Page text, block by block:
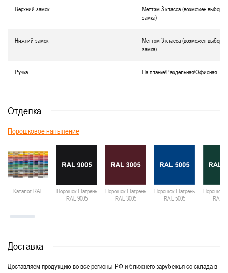
Верхний замок
Меттэм 3 класса (возможен выбор
замка)
Нижний замок
Меттэм 3 класса (возможен выбор
замка)
Ручка На планке/Раздельная/Офисная
Отделка
Порошковое напыление
Каталог RAL
Порошок Шагрень
RAL 9005
Порошок Шагрень
RAL 3005
Порошок Шагрень
RAL 5005
Порошок
RAL
Доставка
Доставляем продукцию во все регионы РФ и ближнего зарубежья со склада в